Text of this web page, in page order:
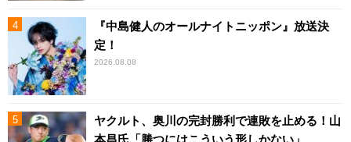
『中島健人のオールナイトニッポン』放送決
定！
2026.08.08
ヤクルト、奥川の完封勝利で連敗を止める！山
本昌氏「勝つにはこういう形しかない」